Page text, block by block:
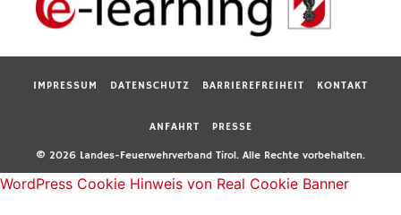
IMPRESSUM DATENSCHUTZ BARRIEREFREIHEIT KONTAKT
ANFAHRT PRESSE
© 2026 Landes-Feuerwehrverband Tirol. Alle Rechte vorbehalten.
WordPress Cookie Hinweis von Real Cookie Banner